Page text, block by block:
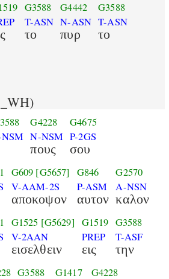
G3588
T-ASN
το
G4442
N-ASN
πυρ
G3588
T-ASN
το
G4228
N-NSM
πους
G4675
P-2GS
σου
G609 [G5657]
V-AAM-2S
αποκοψον
G846
P-ASM
αυτον
G2570
A-NSN
καλον
G1525 [G5629]
V-2AAN
εισελθειν
G1519
PREP
εις
G3588
T-ASF
την
G3588 G1417 G4228